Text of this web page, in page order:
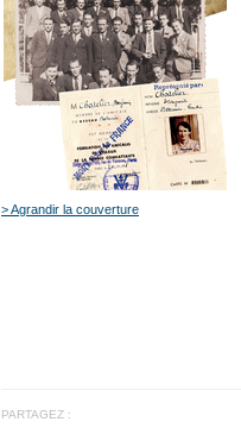
> Agrandir la couverture
PARTAGEZ :